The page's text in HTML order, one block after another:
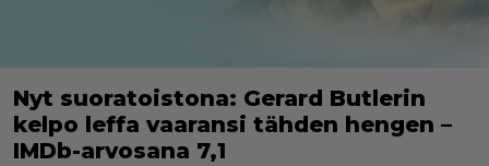
Nyt suoratoistona: Gerard Butlerin
kelpo leffa vaaransi tähden hengen –
IMDb-arvosana 7,1